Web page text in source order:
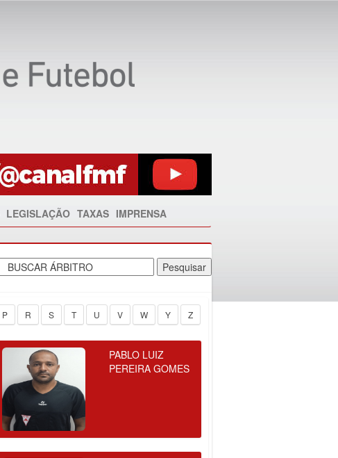
LEGISLAÇÃO TAXAS IMPRENSA
P R S T U V W Y Z
PABLO LUIZ
PEREIRA GOMES